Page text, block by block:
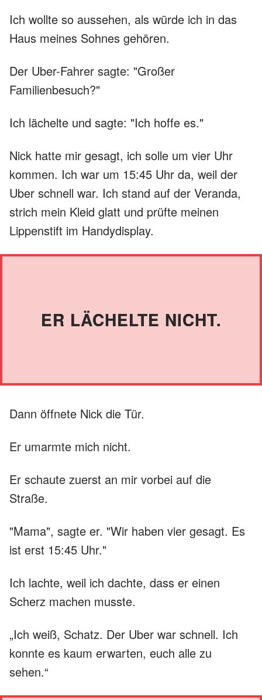
Ich wollte so aussehen, als würde ich in das
Haus meines Sohnes gehören.
Der Uber-Fahrer sagte: "Großer
Familienbesuch?"
Ich lächelte und sagte: "Ich hoffe es."
Nick hatte mir gesagt, ich solle um vier Uhr
kommen. Ich war um 15:45 Uhr da, weil der
Uber schnell war. Ich stand auf der Veranda,
strich mein Kleid glatt und prüfte meinen
Lippenstift im Handydisplay.
ER LÄCHELTE NICHT.
Dann öffnete Nick die Tür.
Er umarmte mich nicht.
Er schaute zuerst an mir vorbei auf die
Straße.
"Mama", sagte er. "Wir haben vier gesagt. Es
ist erst 15:45 Uhr."
Ich lachte, weil ich dachte, dass er einen
Scherz machen musste.
„Ich weiß, Schatz. Der Uber war schnell. Ich
konnte es kaum erwarten, euch alle zu
sehen.“